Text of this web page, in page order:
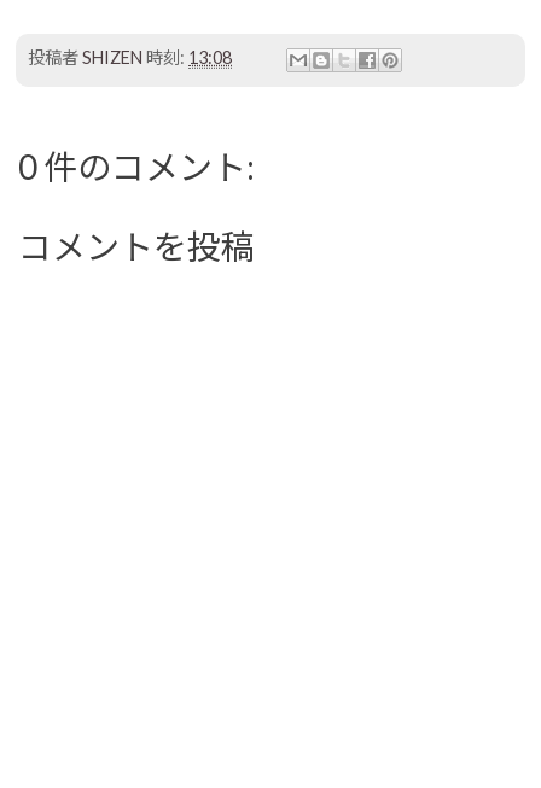
投稿者SHIZEN 時刻: 13:08
0 件のコメント:
コメントを投稿